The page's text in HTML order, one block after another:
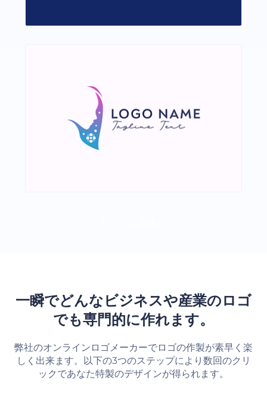
一瞬でどんなビジネスや産業のロゴ
でも専門的に作れます。
弊社のオンラインロゴメーカーでロゴの作製が素早く楽
しく出来ます。以下の3つのステップにより数回のクリ
ックであなた特製のデザインが得られます。